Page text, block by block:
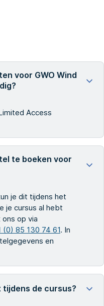
voor GWO Wind
Access
te boeken voor
je dit tijdens het
je cursus al hebt
op via
(0) 85 130 74 61. In
en
de cursus?